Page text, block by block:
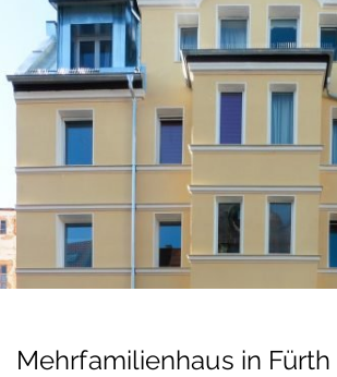
Mehrfamilienhaus in Fürth